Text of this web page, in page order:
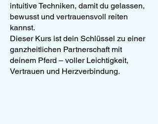
intuitive Techniken, damit du gelassen,
bewusst und vertrauensvoll reiten
kannst.
Dieser Kurs ist dein Schlüssel zu einer
ganzheitlichen Partnerschaft mit
deinem Pferd – voller Leichtigkeit,
Vertrauen und Herzverbindung.